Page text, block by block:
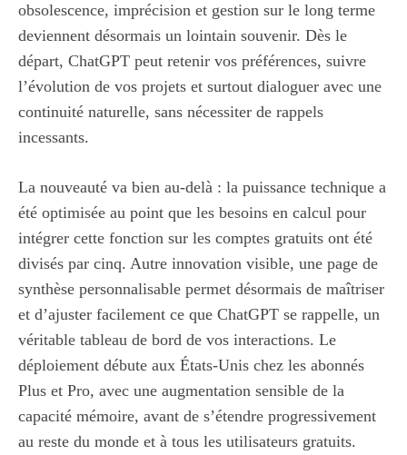
obsolescence, imprécision et gestion sur le long terme
deviennent désormais un lointain souvenir. Dès le
départ, ChatGPT peut retenir vos préférences, suivre
l’évolution de vos projets et surtout dialoguer avec une
continuité naturelle, sans nécessiter de rappels
incessants.
La nouveauté va bien au-delà : la puissance technique a
été optimisée au point que les besoins en calcul pour
intégrer cette fonction sur les comptes gratuits ont été
divisés par cinq. Autre innovation visible, une page de
synthèse personnalisable permet désormais de maîtriser
et d’ajuster facilement ce que ChatGPT se rappelle, un
véritable tableau de bord de vos interactions. Le
déploiement débute aux États-Unis chez les abonnés
Plus et Pro, avec une augmentation sensible de la
capacité mémoire, avant de s’étendre progressivement
au reste du monde et à tous les utilisateurs gratuits.